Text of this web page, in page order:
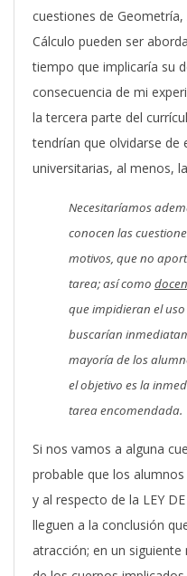
cuestiones de
Cálculo pueden ser
tiempo que implicaría su
consecuencia de mi
la tercera parte del
tendrían que olvidarse de
universitarias, al menos,
Necesitaríamos
conocen las
motivos, que no
tarea; así como
que impidieran el
buscarían
mayoría de los
el objetivo es la
tarea encomendada.
Si nos vamos a alguna
probable que los
y al respecto de la LEY
lleguen a la conclusión
atracción; en un siguiente